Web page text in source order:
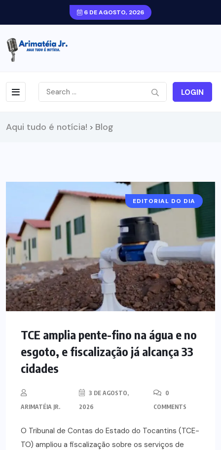
6 DE AGOSTO, 2026
LOGIN
Aqui tudo é notícia! > Blog
EDITORIAL DO DIA
TCE amplia pente-fino na água e no
esgoto, e fiscalização já alcança 33
cidades
ARIMATÉIA JR.
3 DE AGOSTO,
2026
0
COMMENTS
O Tribunal de Contas do Estado do Tocantins (TCE-
TO) ampliou a fiscalização sobre os serviços de